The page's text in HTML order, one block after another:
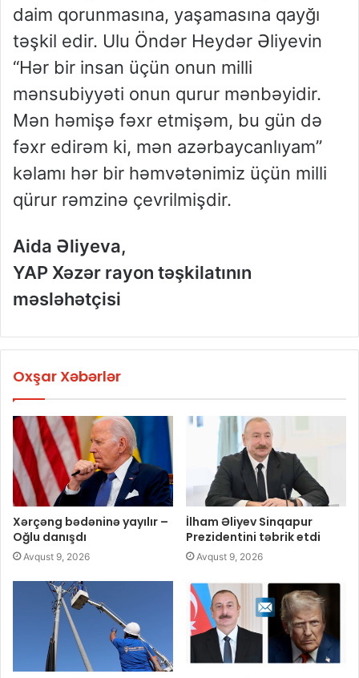
daim qorunmasına, yaşamasına qayğı
təşkil edir. Ulu Öndər Heydər Əliyevin
“Hər bir insan üçün onun milli
mənsubiyyəti onun qurur mənbəyidir.
Mən həmişə fəxr etmişəm, bu gün də
fəxr edirəm ki, mən azərbaycanlıyam”
kəlamı hər bir həmvətənimiz üçün milli
qürur rəmzinə çevrilmişdir.
Aida Əliyeva,
YAP Xəzər rayon təşkilatının
məsləhətçisi
Oxşar Xəbərlər
Xərçəng bədəninə yayılır –
Oğlu danışdı
Avqust 9, 2026
İlham Əliyev Sinqapur
Prezidentini təbrik etdi
Avqust 9, 2026